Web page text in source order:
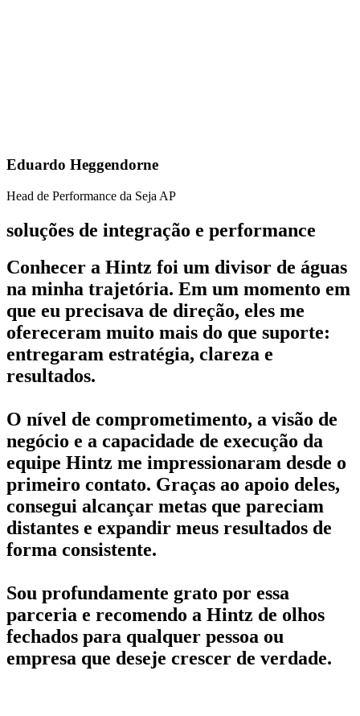
Eduardo Heggendorne
Head de Performance da Seja AP
soluções de integração e performance
Conhecer a Hintz foi um divisor de águas
na minha trajetória. Em um momento em
que eu precisava de direção, eles me
ofereceram muito mais do que suporte:
entregaram estratégia, clareza e
resultados.
O nível de comprometimento, a visão de
negócio e a capacidade de execução da
equipe Hintz me impressionaram desde o
primeiro contato. Graças ao apoio deles,
consegui alcançar metas que pareciam
distantes e expandir meus resultados de
forma consistente.
Sou profundamente grato por essa
parceria e recomendo a Hintz de olhos
fechados para qualquer pessoa ou
empresa que deseje crescer de verdade.